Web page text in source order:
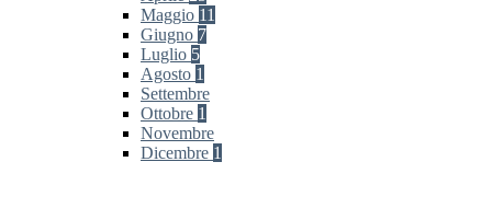
Maggio 11
Giugno 7
Luglio 5
Agosto 1
Settembre
Ottobre 1
Novembre
Dicembre 1